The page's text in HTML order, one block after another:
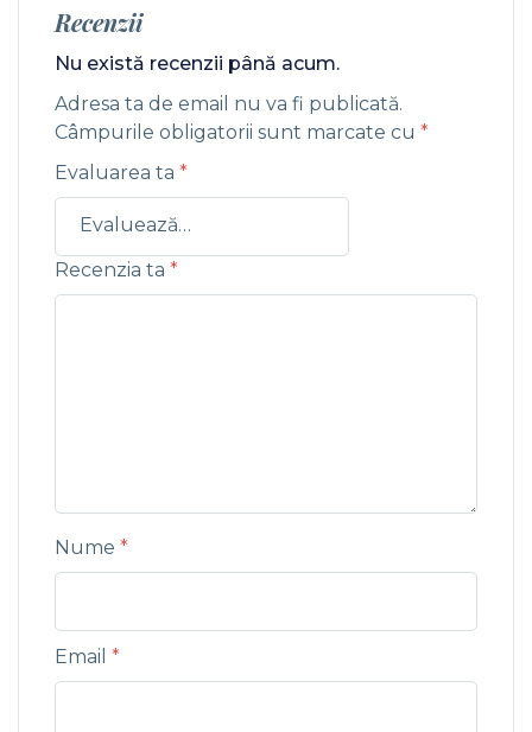
Recenzii
Nu există recenzii până acum.
Adresa ta de email nu va fi publicată.
Câmpurile obligatorii sunt marcate cu *
Evaluarea ta *
Recenzia ta *
Nume *
Email *